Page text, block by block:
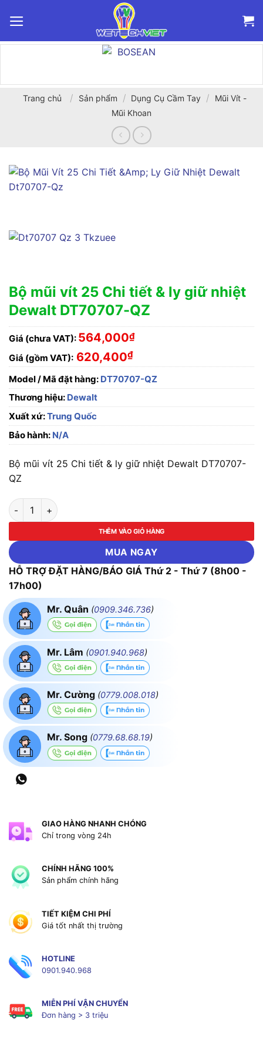
qua
Trang chủ / Sản phẩm / Dụng Cụ Cầm Tay /
Mũi Vít -
Mũi Khoan
Bộ mũi vít 25 Chi tiết & ly giữ nhiệt
Dewalt DT70707-QZ
Giá (chưa VAT): 564,000₫
Giá (gồm VAT): 620,400₫
Model / Mã đặt hàng: DT70707-QZ
Thương hiệu: Dewalt
Xuất xứ:Trung Quốc
Bảo hành: N/A
Bộ mũi vít 25 Chi tiết & ly giữ nhiệt Dewalt DT70707-
QZ
Bộ mũi vít 25 Chi tiết & ly giữ nhiệt Dewalt DT70707-QZ số
THÊM VÀO GIỎ HÀNG
MUA NGAY
HỖ TRỢ ĐẶT HÀNG/BÁO GIÁ Thứ 2 - Thứ 7 (8h00 -
17h00)
Mr. Quân (0909.346.736)
Mr. Lâm (0901.940.968)
Mr. Cường (0779.008.018)
Mr. Song (0779.68.68.19)
GIAO HÀNG NHANH CHÓNG
Chỉ trong vòng 24h
CHÍNH HÃNG 100%
Sản phẩm chính hãng
TIẾT KIỆM CHI PHÍ
Giá tốt nhất thị trường
HOTLINE
0901.940.968
MIỄN PHÍ VẬN CHUYỂN
Đơn hàng > 3 triệu